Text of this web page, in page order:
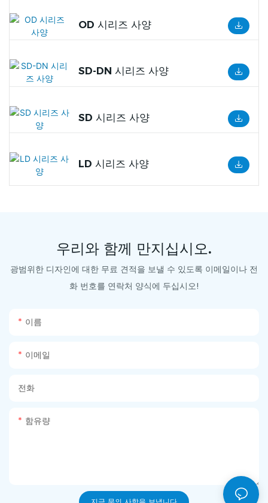
OD 시리즈 사양
SD-DN 시리즈 사양
SD 시리즈 사양
LD 시리즈 사양
우리와 함께 만지십시오.
광범위한 디자인에 대한 무료 견적을 보낼 수 있도록 이메일이나 전
화 번호를 연락처 양식에 두십시오!
이름
이메일
전화
함유량